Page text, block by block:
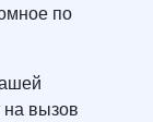
по
на вызов